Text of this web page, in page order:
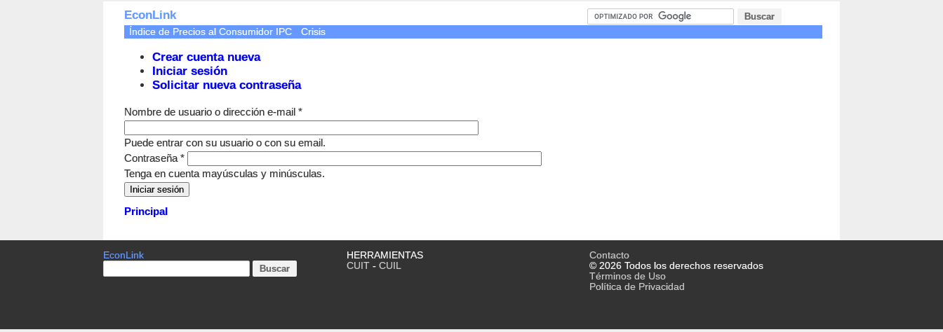
EconLink
Crear cuenta nueva
Iniciar sesión
Solicitar nueva contraseña
Índice de Precios al Consumidor IPC Crisis
Nombre de usuario o dirección e-mail *
Puede entrar con su usuario o con su email.
Contraseña *
Tenga en cuenta mayúsculas y minúsculas.
Principal
EconLink
HERRAMIENTAS
CUIT- CUIL
Contacto
© 2026 Todos los derechos reservados
Términos de Uso
Política de Privacidad